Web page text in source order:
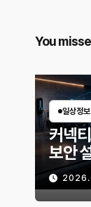
You
일상정보
커넥
보안
부터
인할